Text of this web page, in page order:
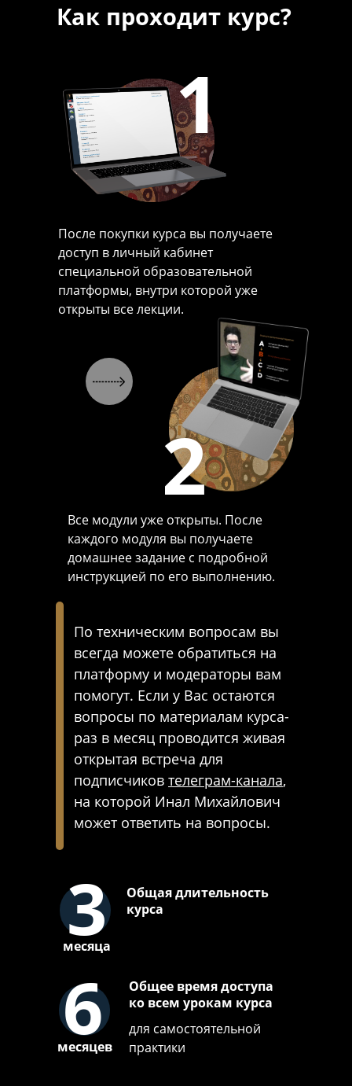
После покупки курса вы получаете
доступ в личный кабинет
специальной образовательной
платформы, внутри которой уже
открыты все лекции.
1
2
Все модули уже открыты. После
каждого модуля вы получаете
домашнее задание с подробной
инструкцией по его выполнению.
По техническим вопросам вы
всегда можете обратиться на
платформу и модераторы вам
помогут. Если у Вас остаются
вопросы по материалам курса-
раз в месяц проводится живая
открытая встреча для
подписчиков телеграм-канала,
на которой Инал Михайлович
может ответить на вопросы.
Общая длительность
курса
3
месяца
Общее время доступа
ко всем урокам курса
6
месяцев
для самостоятельной
практики
Как проходит курс?